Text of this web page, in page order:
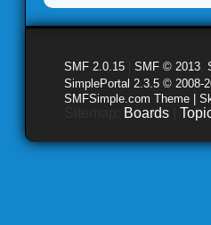
SMF 2.0.15 SMF © 2013
SimplePortal 2.3.5 © 2008-
SMFSimple.com Theme |
Boards